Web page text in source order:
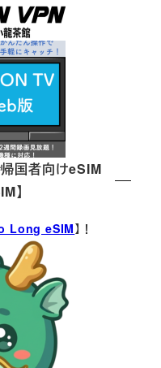
帰国者向けeSIM
】
Long eSIM】！